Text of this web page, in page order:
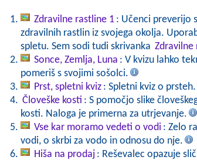
Zdravilne rastline 1 : Učenci preverijo
zdravilnih rastlin iz svojega okolja.
spletu. Sem sodi tudi skrivanka Zdravilne
Sonce, Zemlja, Luna : V kvizu lahko
pomeriš s svojimi sošolci.
Prst, spletni kviz : Spletni kviz o prsteh.
Človeške kosti : S pomočjo slike
kosti. Naloga je primerna za utrjevanje.
Vse kar moramo vedeti o vodi : Zelo
vodi, o skrbi za vodo in odnosu do nje.
Hiša na prodaj : Reševalec opazuje